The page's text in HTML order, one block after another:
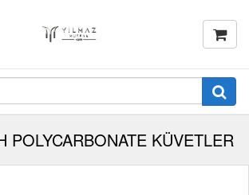
POLYCARBONATE KÜVETLER